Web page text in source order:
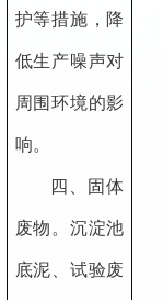
护等措施，降
低生产噪声对
周围环境的影
响。
四、固体
废物。沉淀池
底泥、试验废